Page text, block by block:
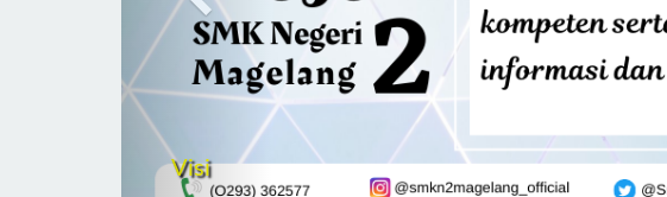
Misi